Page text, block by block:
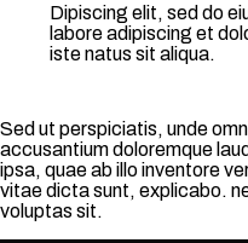
Dipiscing elit, sed do
labore adipiscing et
iste natus sit aliqua.
Sed ut perspiciatis, unde
accusantium doloremque
ipsa, quae ab illo inventore
vitae dicta sunt, explicabo.
voluptas sit.